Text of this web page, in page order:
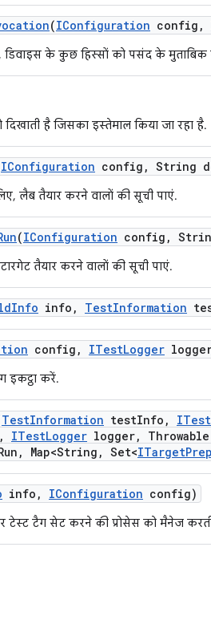
(IConfiguration config ,
के कुछ हिस्सों को पसंद के मुताबिक
है जिसका इस्तेमाल किया जा रहा है.
IConfiguration config , String
लैब तैयार करने वालों की सूची पाएं.
(IConfiguration config ,
तैयार करने वालों की सूची पाएं.
Info info , TestInformation
config , ITestLogger
इकट्ठा करें.
TestInformation testInfo , ITest
, ITestLogger logger,
, Map<String , Set<ITarget
info , IConfiguration config)
टेस्ट टैग सेट करने की प्रोसेस को मैनेज